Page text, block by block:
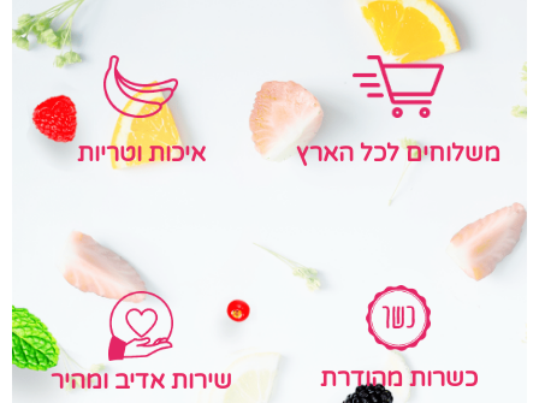
משלוחים לכל הארץ איכות וטריות
כשרות מהודרת שירות אדיב ומהיר